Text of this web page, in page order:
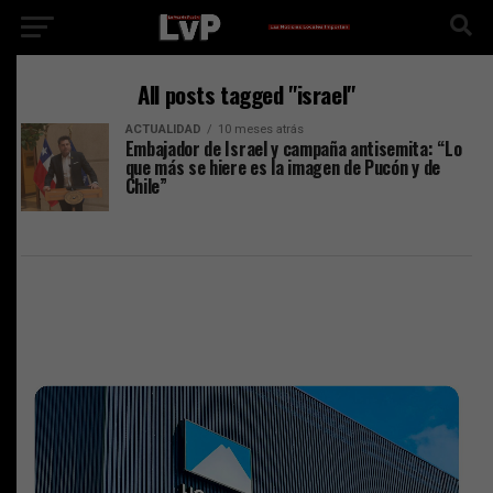
All posts tagged "israel"
ACTUALIDAD 10 meses atrás
Embajador de Israel y campaña antisemita: “Lo
que más se hiere es la imagen de Pucón y de
Chile”